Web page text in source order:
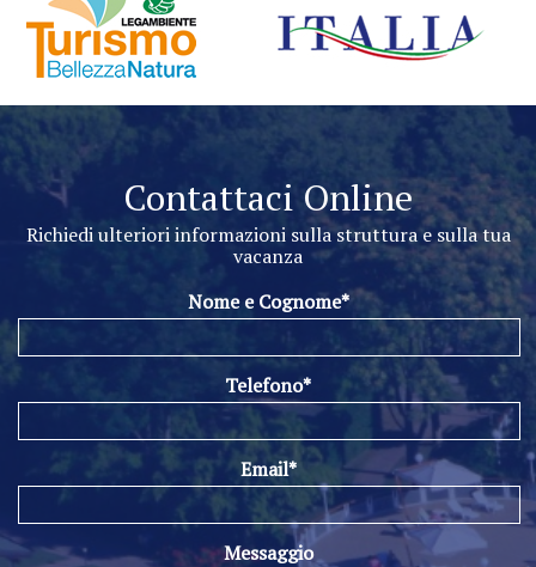
Contattaci Online
Richiedi ulteriori informazioni sulla struttura e sulla tua
vacanza
Nome e Cognome*
Telefono*
Email*
Messaggio